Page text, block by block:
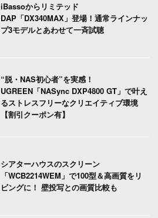
iBassoからリミテッド
DAP「DX340MAX」登場！通常ラインナッ
プ3モデルとあわせて一斉試聴
“脱・NAS初心者”を実感！
UGREEN「NASync DXP4800 GT」で叶え
るストレスフリーなクリエイティブ環境
【割引クーポン有】
シアターハウスのスクリーン
「WCB2214WEM」で100型＆高画質をリ
ビングに！ 壁投写との画質比較も